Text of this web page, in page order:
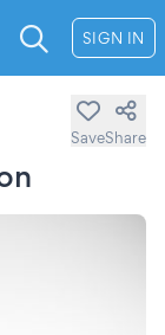
SIGN IN
SaveShare